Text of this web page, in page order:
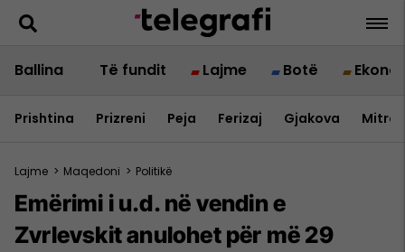
Ballina Të fundit Lajme Botë
Prishtina Prizreni Peja Ferizaj Gjakova
Lajme > Maqedoni > Politikë
Emërimi i u.d. në vendin e
Zvrlevskit anulohet për më 29